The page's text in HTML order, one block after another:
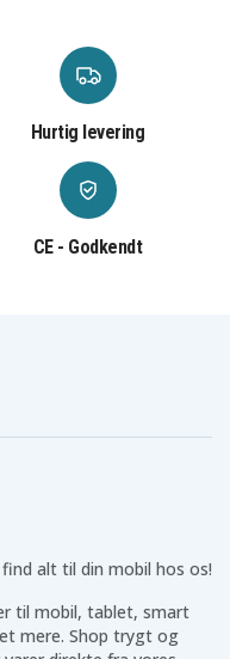
Hurtig levering
CE - Godkendt
alt til din mobil hos os!
til mobil, tablet, smart
mere. Shop trygt og